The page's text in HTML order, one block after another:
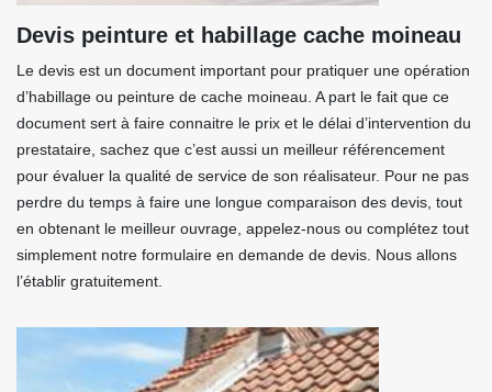
Devis peinture et habillage cache moineau
Le devis est un document important pour pratiquer une opération
d’habillage ou peinture de cache moineau. A part le fait que ce
document sert à faire connaitre le prix et le délai d’intervention du
prestataire, sachez que c’est aussi un meilleur référencement
pour évaluer la qualité de service de son réalisateur. Pour ne pas
perdre du temps à faire une longue comparaison des devis, tout
en obtenant le meilleur ouvrage, appelez-nous ou complétez tout
simplement notre formulaire en demande de devis. Nous allons
l’établir gratuitement.